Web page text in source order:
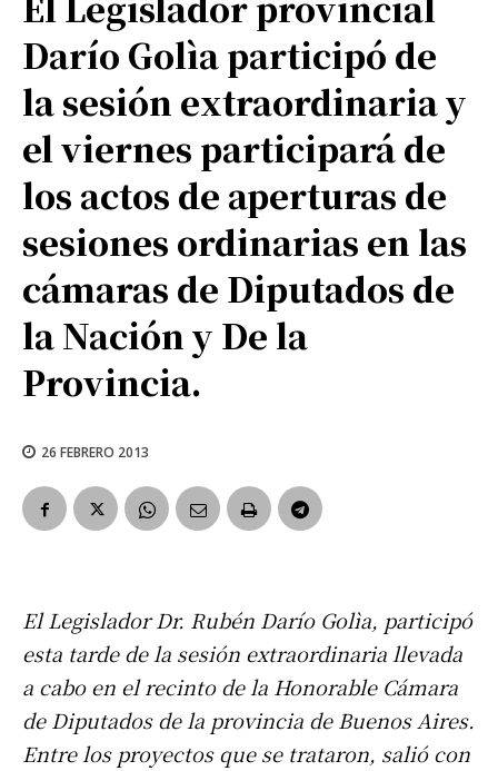
Darío Golìa participó de
la sesión extraordinaria y
el viernes participará de
los actos de aperturas de
sesiones ordinarias en las
cámaras de Diputados de
la Nación y De la
Provincia.
26 FEBRERO 2013
El Legislador Dr. Rubén Darío Golìa, participó
esta tarde de la sesión extraordinaria llevada
a cabo en el recinto de la Honorable Cámara
de Diputados de la provincia de Buenos Aires.
Entre los proyectos que se trataron, salió con